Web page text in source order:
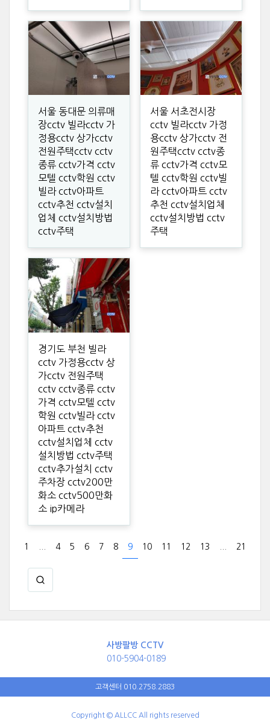
서울 동대문 의류매
장cctv 빌라cctv 가
정용cctv 상가cctv
전원주택cctv cctv
종류 cctv가격 cctv
모텔 cctv학원 cctv
빌라 cctv아파트
cctv추천 cctv설치
업체 cctv설치방법
cctv주택
서울 서초전시장
cctv 빌라cctv 가정
용cctv 상가cctv 전
원주택cctv cctv종
류 cctv가격 cctv모
텔 cctv학원 cctv빌
라 cctv아파트 cctv
추천 cctv설치업체
cctv설치방법 cctv
주택
경기도 부천 빌라
cctv 가정용cctv 상
가cctv 전원주택
cctv cctv종류 cctv
가격 cctv모텔 cctv
학원 cctv빌라 cctv
아파트 cctv추천
cctv설치업체 cctv
설치방법 cctv주택
cctv추가설치 cctv
주차장 cctv200만
화소 cctv500만화
소 ip카메라
1 4 5 6 7 8 9 10 11 12 13 21
사방팔방 CCTV
010-5904-0189
고객센터 010.2758.2883
Copyright © ALLCC All rights reserved